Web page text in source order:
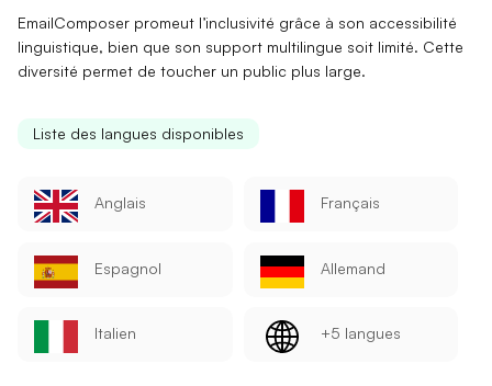
EmailComposer promeut l’inclusivité grâce à son accessibilité
linguistique, bien que son support multilingue soit limité. Cette
diversité permet de toucher un public plus large.
Liste des langues disponibles
Anglais Français
Espagnol Allemand
Italien +5 langues